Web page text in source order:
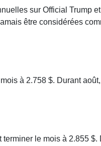
sur Official Trump
être considérées
à 2.758 $. Durant
le mois à 2.855